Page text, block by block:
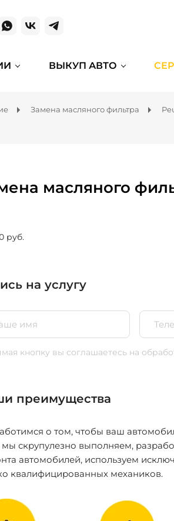
ВЫКУП АВТО
Замена масляного фильтра
масляного
руб.
на услугу
кнопку вы соглашаетесь на
преимущества
о том, чтобы ваш
мы скрупулезно выполняем,
автомобилей, используем
квалифицированных механиков.